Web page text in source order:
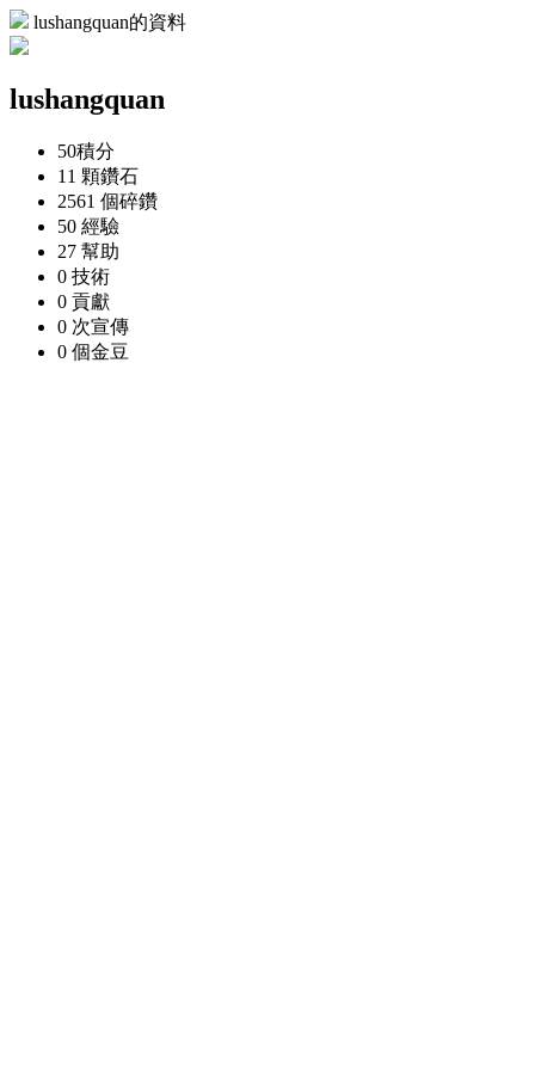
lushangquan的資料
lushangquan
50積分
11 顆鑽石
2561 個碎鑽
50 經驗
27 幫助
0 技術
0 貢獻
0 次宣傳
0 個金豆